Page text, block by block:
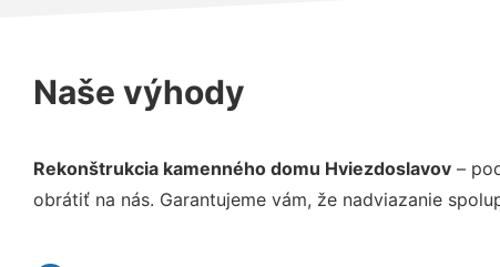
Naše výhody
Rekonštrukcia kamenného domu Hviezdoslavov –
obrátiť na nás. Garantujeme vám, že nadviazanie